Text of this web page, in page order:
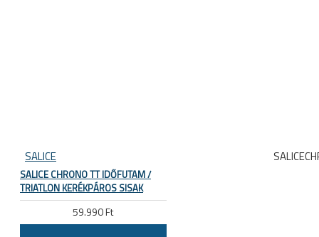
SALICE
SALICE CHRONO TT IDŐFUTAM /
TRIATLON KERÉKPÁROS SISAK
59.990 Ft